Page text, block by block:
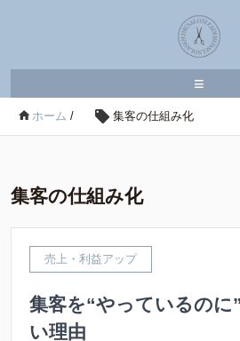
≡
ホーム / 集客の仕組み化
集客の仕組み化
売上・利益アップ
集客を“やっているのに
い理由